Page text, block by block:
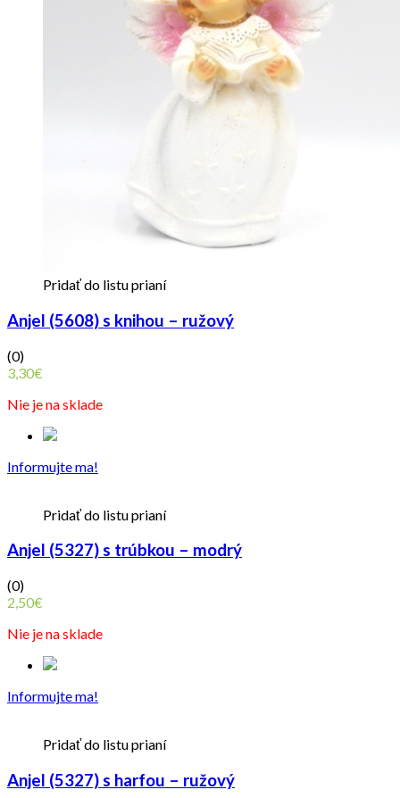
Pridať do listu prianí
Anjel (5608) s knihou – ružový
(0)
3,30€
Nie je na sklade
Informujte ma!
Pridať do listu prianí
Anjel (5327) s trúbkou – modrý
(0)
2,50€
Nie je na sklade
Informujte ma!
Pridať do listu prianí
Anjel (5327) s harfou – ružový